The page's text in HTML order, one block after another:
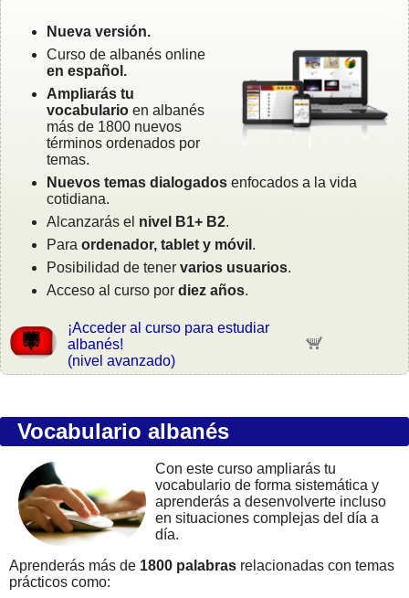
Nueva versión.
Curso de albanés online
en español.
Ampliarás tu
vocabulario en albanés
más de 1800 nuevos
términos ordenados por
temas.
Nuevos temas dialogados enfocados a la vida
cotidiana.
Alcanzarás el nivel B1+ B2.
Para ordenador, tablet y móvil .
Posibilidad de tener varios usuarios.
Acceso al curso por diez años.
¡Acceder al curso para estudiar
albanés!
(nivel avanzado)
Vocabulario albanés
Con este curso ampliarás tu
vocabulario de forma sistemática y
aprenderás a desenvolverte incluso
en situaciones complejas del día a
día.
Aprenderás más de 1800 palabras relacionadas con temas
prácticos como: